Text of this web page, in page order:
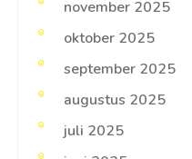
november 2025
oktober 2025
september 2025
augustus 2025
juli 2025